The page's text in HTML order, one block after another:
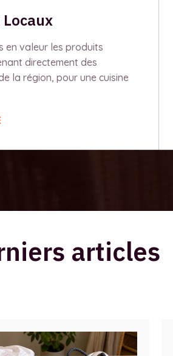
en valeur les produits
directement des
la région, pour une cuisine
articles